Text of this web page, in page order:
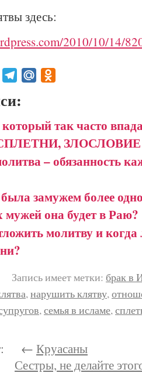
здесь:
2010/10/14/
VK TelegramMail.Ru
так часто
ЗЛОСЛОВИЕ
– обязанность
замужем более
мужей она будет в Раю?
молитву и
имеет метки: брак в
,нарушить клятву,
,семья в исламе,
← Круасаны
Сестры, не делайте